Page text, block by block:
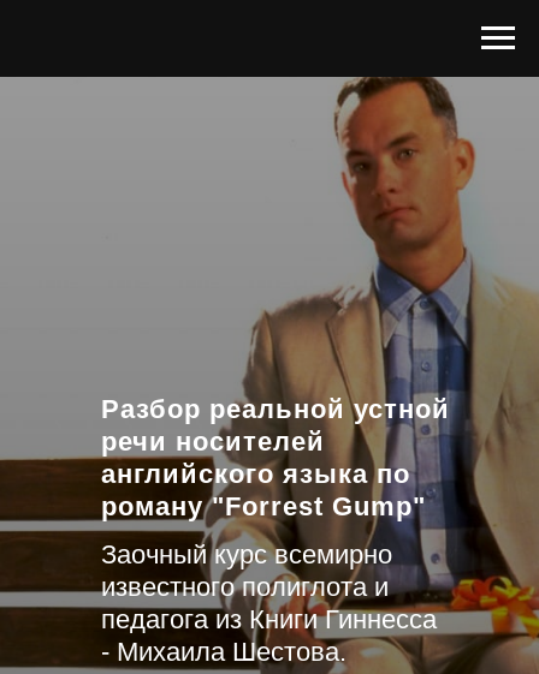
Разбор реальной устной
речи носителей
английского языка по
роману "Forrest Gump"
Заочный курс всемирно
известного полиглота и
педагога из Книги Гиннесса
- Михаила Шестова.